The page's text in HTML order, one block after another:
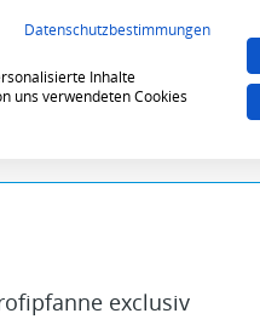
VERGLEICHEN (0)
exclusiv
Datenschutzbestimmungen
Inhalte
uns verwendeten Cookies